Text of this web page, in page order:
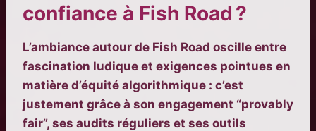
confiance à Fish Road ?
L’ambiance autour de Fish Road oscille entre
fascination ludique et exigences pointues en
matière d’équité algorithmique : c’est
justement grâce à son engagement “provably
fair”, ses audits réguliers et ses outils